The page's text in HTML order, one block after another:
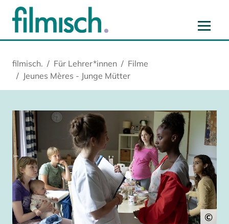
Hauptinhalt springen
Hauptnavigation springen
Cookie-Einstellungen springen
Startseite springen
filmisch. Für Lehrer*innen
Filme
Jeunes Mères - Junge Mütter
©